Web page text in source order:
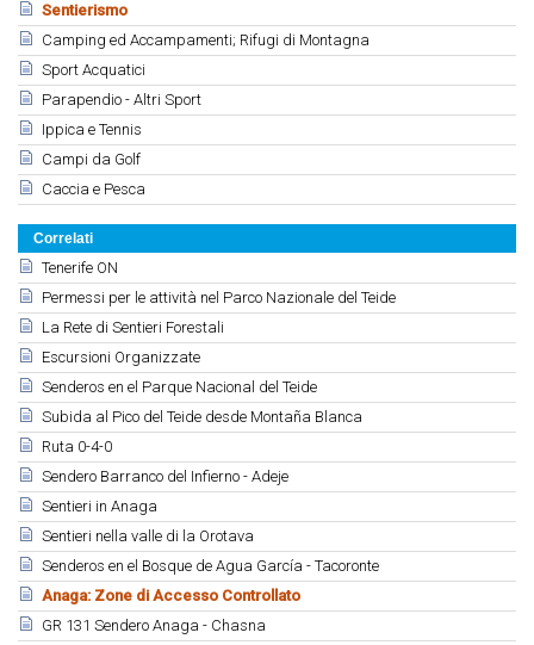
Sentierismo
Camping ed Accampamenti; Rifugi di Montagna
Sport Acquatici
Parapendio - Altri Sport
Ippica e Tennis
Campi da Golf
Caccia e Pesca
Correlati
Tenerife ON
Permessi per le attività nel Parco Nazionale del Teide
La Rete di Sentieri Forestali
Escursioni Organizzate
Senderos en el Parque Nacional del Teide
Subida al Pico del Teide desde Montaña Blanca
Ruta 0-4-0
Sendero Barranco del Infierno - Adeje
Sentieri in Anaga
Sentieri nella valle di la Orotava
Senderos en el Bosque de Agua García - Tacoronte
Anaga: Zone di Accesso Controllato
GR 131 Sendero Anaga - Chasna